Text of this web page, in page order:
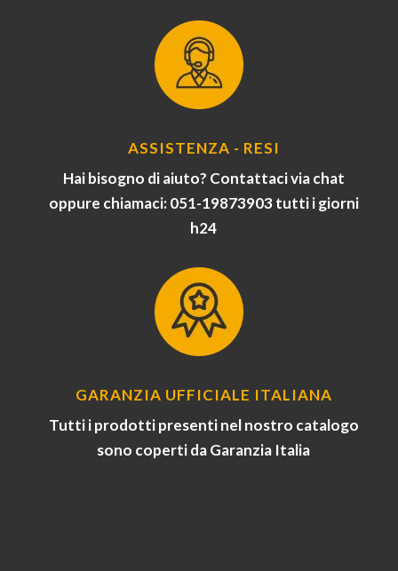
ASSISTENZA - RESI
Hai bisogno di aiuto? Contattaci via chat
oppure chiamaci: 051-19873903 tutti i giorni
h24
GARANZIA UFFICIALE ITALIANA
Tutti i prodotti presenti nel nostro catalogo
sono coperti da Garanzia Italia